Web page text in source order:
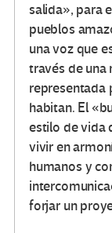
salida», para
pueblos
una voz que
través de una
representada
habitan. El
estilo de vida
vivir en
humanos y
forjar un